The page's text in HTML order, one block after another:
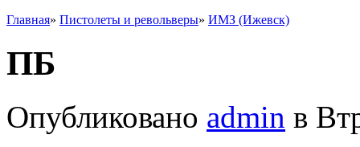
Главная» Пистолеты и револьверы» ИМЗ (Ижевск)
ПБ
Опубликовано admin в